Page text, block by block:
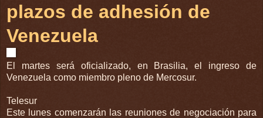
plazos de adhesión de
Venezuela
El martes será oficializado, en Brasilia, el ingreso de
Venezuela como miembro pleno de Mercosur.
Telesur
Este lunes comenzarán las reuniones de negociación para